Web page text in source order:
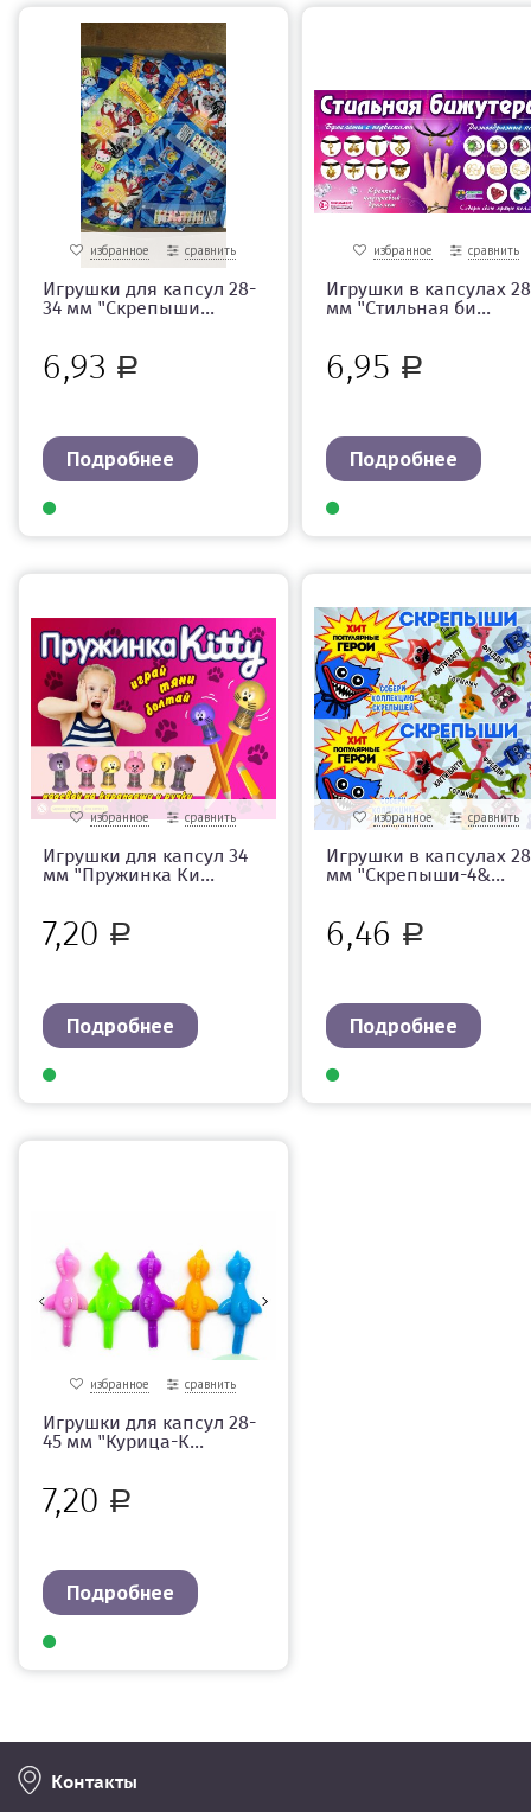
избранное сравнить
Игрушки для капсул 28-
34 мм "Скрепыши...
6,93 Р
Подробнее
избранное сравнить
Игрушки в капсулах 28
мм "Стильная би...
6,95 Р
Подробнее
избранное сравнить
Игрушки для капсул 34
мм "Пружинка Ки...
7,20 Р
Подробнее
избранное сравнить
Игрушки в капсулах 28
мм "Скрепыши-4&...
6,46 Р
Подробнее
избранное сравнить
Игрушки для капсул 28-
45 мм "Курица-К...
7,20 Р
Подробнее
Контакты